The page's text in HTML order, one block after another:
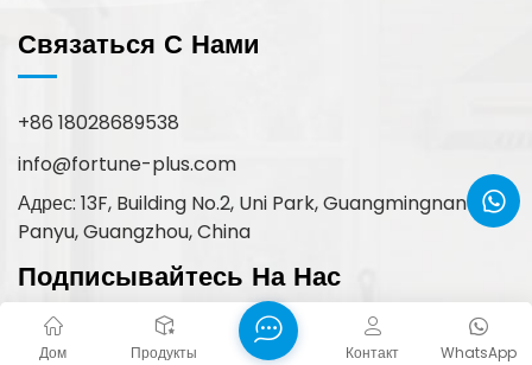
Связаться С Нами
+86 18028689538
info@fortune-plus.com
Адрес: 13F, Building No.2, Uni Park, Guangmingnan Rd.,
Panyu, Guangzhou, China
Подписывайтесь На Нас
Дом Продукты WhatsApp
Контакт